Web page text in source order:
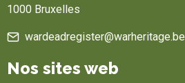
1000 Bruxelles
wardeadregister@warheritage.be
Nos sites web